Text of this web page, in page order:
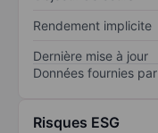
Rendement implicite
Dernière mise à jour
Données fournies par
Risques ESG